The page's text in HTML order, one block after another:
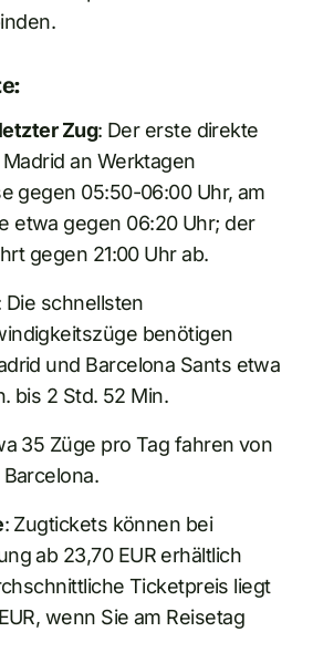
Zug: Der erste direkte
an Werktagen
gegen 05:50-06:00 Uhr, am
etwa gegen 06:20 Uhr; der
gegen 21:00 Uhr ab.
Die schnellsten
benötigen
und Barcelona Sants etwa
bis 2 Std. 52 Min.
35 Züge pro Tag fahren von
: Zugtickets können bei
ab 23,70 EUR erhältlich
Ticketpreis liegt
wenn Sie am Reisetag